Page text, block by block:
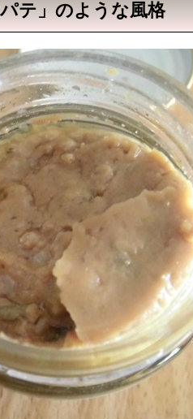
テ」のような風格